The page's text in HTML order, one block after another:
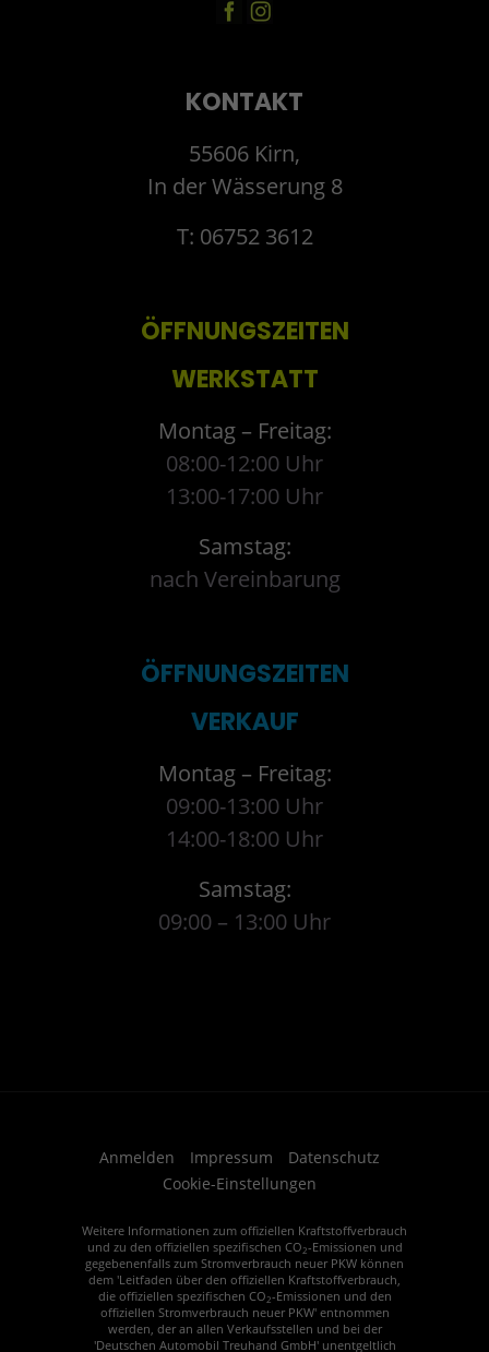
KONTAKT
55606 Kirn,
In der Wässerung 8
T: 06752 3612
ÖFFNUNGSZEITEN
WERKSTATT
Montag – Freitag:
08:00-12:00 Uhr
13:00-17:00 Uhr
Samstag:
nach Vereinbarung
ÖFFNUNGSZEITEN
VERKAUF
Montag – Freitag:
09:00-13:00 Uhr
14:00-18:00 Uhr
Samstag:
09:00 – 13:00 Uhr
Anmelden Impressum
Datenschutz
Cookie-Einstellungen
Weitere Informationen zum offiziellen Kraftstoffverbrauch
und zu den offiziellen spezifischen CO2-Emissionen und
gegebenenfalls zum Stromverbrauch neuer PKW können
dem 'Leitfaden über den offiziellen Kraftstoffverbrauch,
die offiziellen spezifischen CO2-Emissionen und den
offiziellen Stromverbrauch neuer PKW' entnommen
werden, der an allen Verkaufsstellen und bei der
'Deutschen Automobil Treuhand GmbH' unentgeltlich